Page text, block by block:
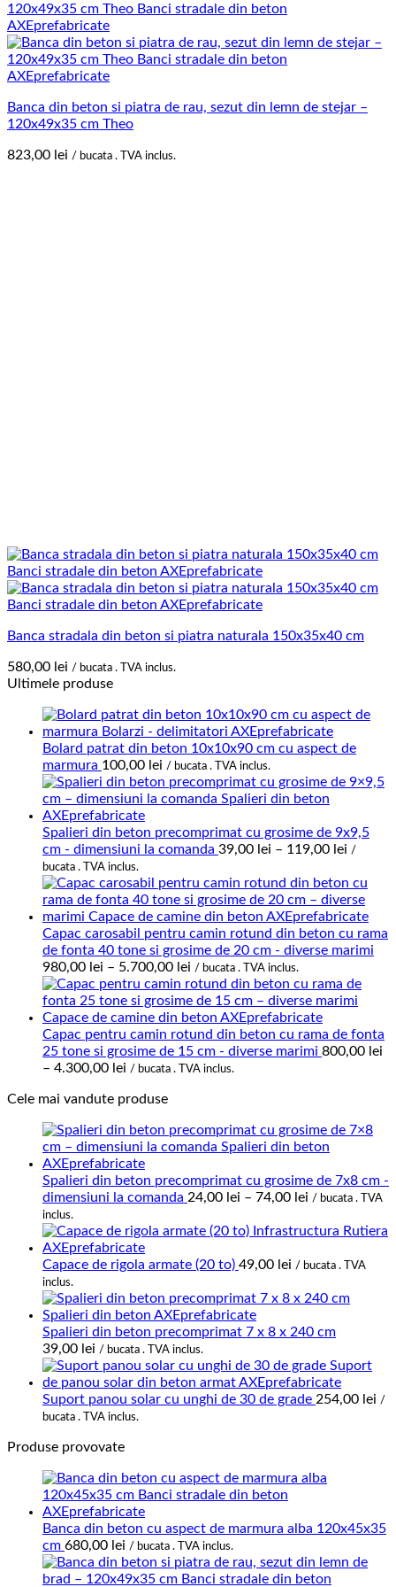
Banca din beton si piatra de rau, sezut din lemn de stejar –
120x49x35 cm Theo
823,00 lei / bucata . TVA inclus.
Banca stradala din beton si piatra naturala 150x35x40 cm
580,00 lei / bucata . TVA inclus.
Ultimele produse
Bolard patrat din beton 10x10x90 cm cu aspect de
marmura 100,00 lei / bucata . TVA inclus.
Spalieri din beton precomprimat cu grosime de 9x9,5
cm - dimensiuni la comanda 39,00 lei – 119,00 lei Interval
prețuri:
39,00
până
la
119,00
/
bucata . TVA inclus.
Capac carosabil pentru camin rotund din beton cu rama
de fonta 40 tone si grosime de 20 cm - diverse marimi
980,00 lei – 5.700,00 lei Interval
de
prețuri:
980,00 lei
până
la
5.700,00 lei
/ bucata . TVA inclus.
Capac pentru camin rotund din beton cu rama de fonta
25 tone si grosime de 15 cm - diverse marimi 800,00 lei
– 4.300,00 lei Interval
prețuri:
până
la
4.300,00 lei
/ bucata . TVA inclus.
Cele mai vandute produse
Spalieri din beton precomprimat cu grosime de 7x8 cm -
dimensiuni la comanda 24,00 lei – 74,00 lei Interval
prețuri:
până
74,00 lei
/ bucata . TVA
inclus.
Capace de rigola armate (20 to) 49,00 lei / bucata . TVA
inclus.
Spalieri din beton precomprimat 7 x 8 x 240 cm
39,00 lei / bucata . TVA inclus.
Suport panou solar cu unghi de 30 de grade 254,00 lei /
bucata . TVA inclus.
Produse provovate
Banca din beton cu aspect de marmura alba 120x45x35
cm 680,00 lei / bucata . TVA inclus.